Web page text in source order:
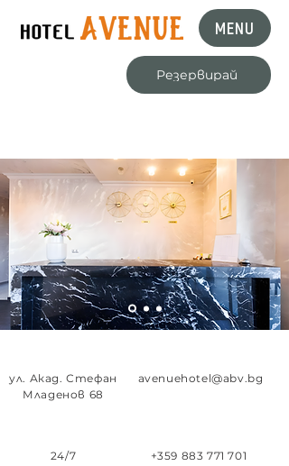
MENU
Резервирай
ул. Акад. Стефан
Младенов 68
24/7
avenuehotel@abv.bg
+359 883 771 701